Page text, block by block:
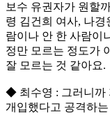
보수 유권자가 원할
령 김건희 여사, 나
람이나 안 한 사람이
정만 모르는 정도가
잘 모르는 것 같아요.
◆ 최수영 : 그러니까
개입했다고 공격하